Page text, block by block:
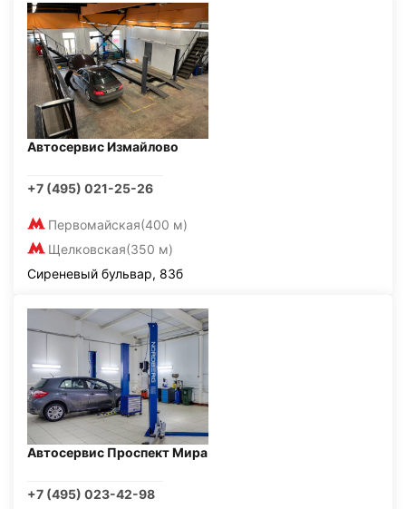
Автосервис Измайлово
+7 (495) 021-25-26
Первомайская(400 м)
Щелковская(350 м)
Сиреневый бульвар, 83б
Автосервис Проспект Мира
+7 (495) 023-42-98